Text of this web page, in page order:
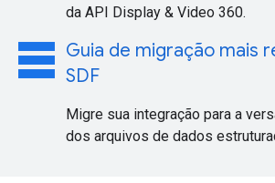
da API Display & Video 360.
table_rows Guia de migração mais
SDF
Migre sua integração para a
dos arquivos de dados